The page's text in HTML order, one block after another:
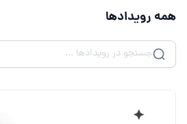
همه رویداد‌ها